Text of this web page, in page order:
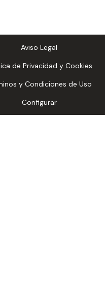
Aviso Legal
de Privacidad y Cookies
y Condiciones de Uso
Configurar